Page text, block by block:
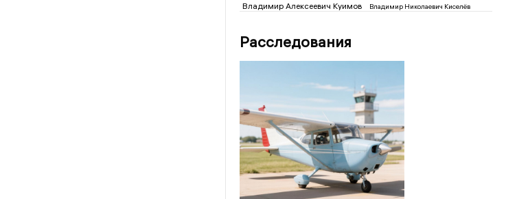
Владимир Алексеевич Куимов Владимир Николаевич Киселёв
Расследования